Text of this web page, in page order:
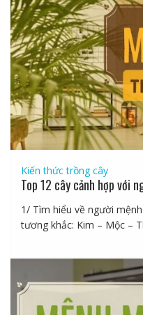
Kiến thức trồng cây
Top 12 cây cảnh hợp với
1/ Tìm hiểu về người
tương khắc: Kim – Mộc –